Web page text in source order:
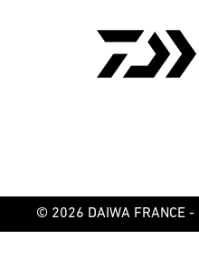
© 2026 DAIWA FRANCE -